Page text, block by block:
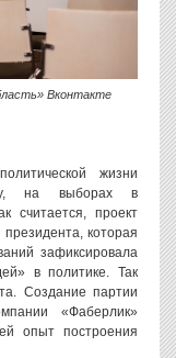
Вконтакте
жизни
на выборах в
считается, проект
которая
зафиксировала
в политике. Так
Создание партии
«Фаберлик»
опыт построения